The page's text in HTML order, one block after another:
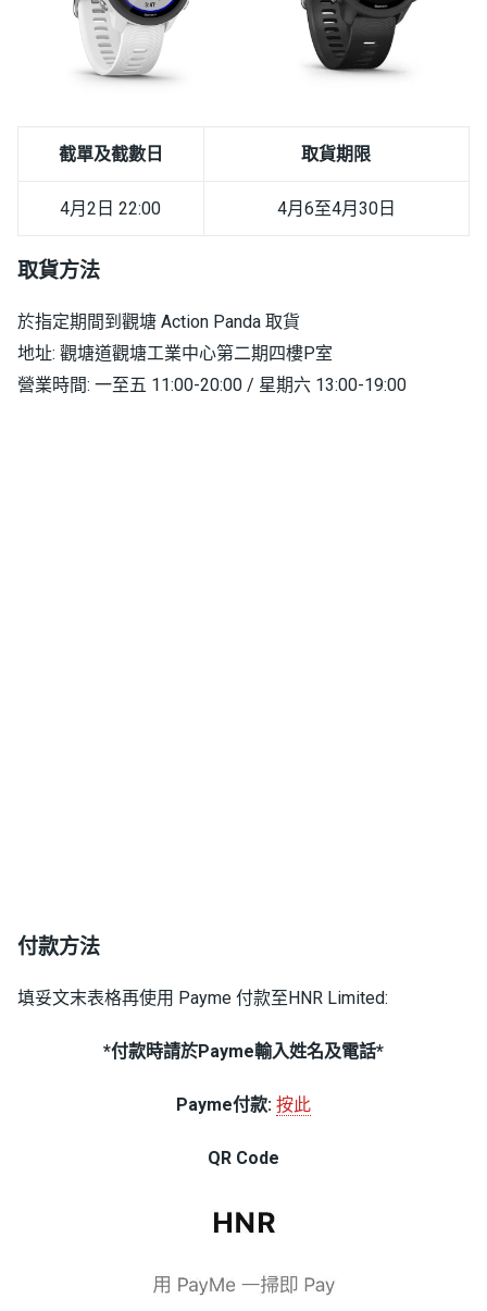
截單及截數日 取貨期限
4月2日 22:00 4月6至4月30日
取貨方法
於指定期間到觀塘 Action Panda 取貨
地址: 觀塘道觀塘工業中心第二期四樓P室
營業時間: 一至五 11:00-20:00 / 星期六 13:00-19:00
付款方法
填妥文末表格再使用 Payme 付款至HNR Limited:
*付款時請於Payme輸入姓名及電話*
Payme付款: 按此
QR Code